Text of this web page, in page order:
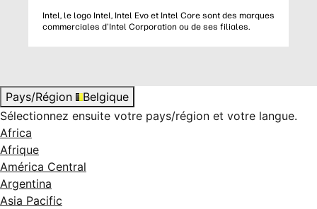
Intel, le logo Intel, Intel Evo et Intel Core sont des marques
commerciales d'Intel Corporation ou de ses filiales.
Pays/Région
Belgique
Sélectionnez ensuite votre pays/région et votre langue.
Africa
Afrique
América Central
Argentina
Asia Pacific